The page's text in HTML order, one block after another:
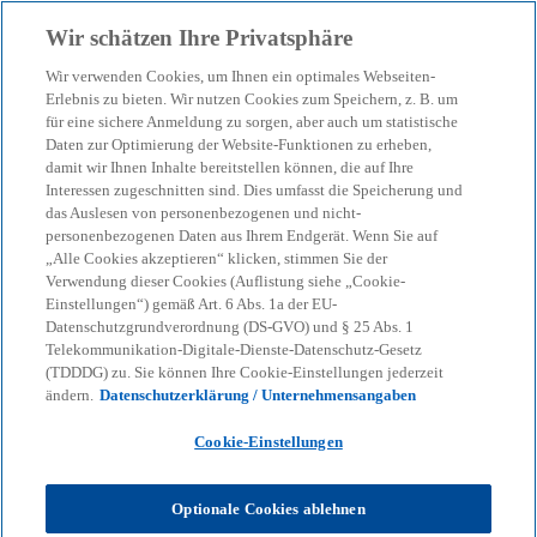
menu search
Daniel Demleitner
Wir schätzen Ihre Privatsphäre
Wir verwenden Cookies, um Ihnen ein optimales Webseiten-
Erlebnis zu bieten. Wir nutzen Cookies zum Speichern, z. B. um
für eine sichere Anmeldung zu sorgen, aber auch um statistische
Daten zur Optimierung der Website-Funktionen zu erheben,
damit wir Ihnen Inhalte bereitstellen können, die auf Ihre
Interessen zugeschnitten sind. Dies umfasst die Speicherung und
das Auslesen von personenbezogenen und nicht-
personenbezogenen Daten aus Ihrem Endgerät. Wenn Sie auf
„Alle Cookies akzeptieren“ klicken, stimmen Sie der
Verwendung dieser Cookies (Auflistung siehe „Cookie-
Einstellungen“) gemäß Art. 6 Abs. 1a der EU-
Datenschutzgrundverordnung (DS-GVO) und § 25 Abs. 1
Telekommunikation-Digitale-Dienste-Datenschutz-Gesetz
(TDDDG) zu. Sie können Ihre Cookie-Einstellungen jederzeit
ändern. Datenschutzerklärung / Unternehmensangaben
Cookie-Einstellungen
Optionale Cookies ablehnen